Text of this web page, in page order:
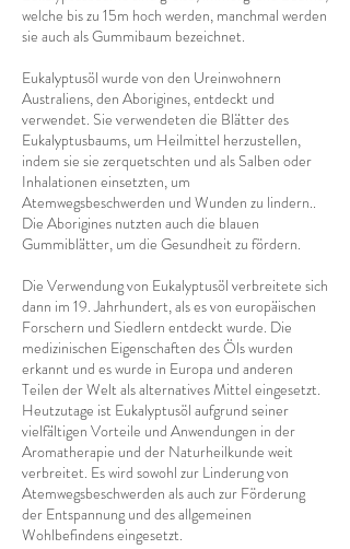
welche bis zu 15m hoch werden, manchmal werden
sie auch als Gummibaum bezeichnet.
Eukalyptusöl wurde von den Ureinwohnern
Australiens, den Aborigines, entdeckt und
verwendet. Sie verwendeten die Blätter des
Eukalyptusbaums, um Heilmittel herzustellen,
indem sie sie zerquetschten und als Salben oder
Inhalationen einsetzten, um
Atemwegsbeschwerden und Wunden zu lindern..
Die Aborigines nutzten auch die blauen
Gummiblätter, um die Gesundheit zu fördern.
Die Verwendung von Eukalyptusöl verbreitete sich
dann im 19. Jahrhundert, als es von europäischen
Forschern und Siedlern entdeckt wurde. Die
medizinischen Eigenschaften des Öls wurden
erkannt und es wurde in Europa und anderen
Teilen der Welt als alternatives Mittel eingesetzt.
Heutzutage ist Eukalyptusöl aufgrund seiner
vielfältigen Vorteile und Anwendungen in der
Aromatherapie und der Naturheilkunde weit
verbreitet. Es wird sowohl zur Linderung von
Atemwegsbeschwerden als auch zur Förderung
der Entspannung und des allgemeinen
Wohlbefindens eingesetzt.